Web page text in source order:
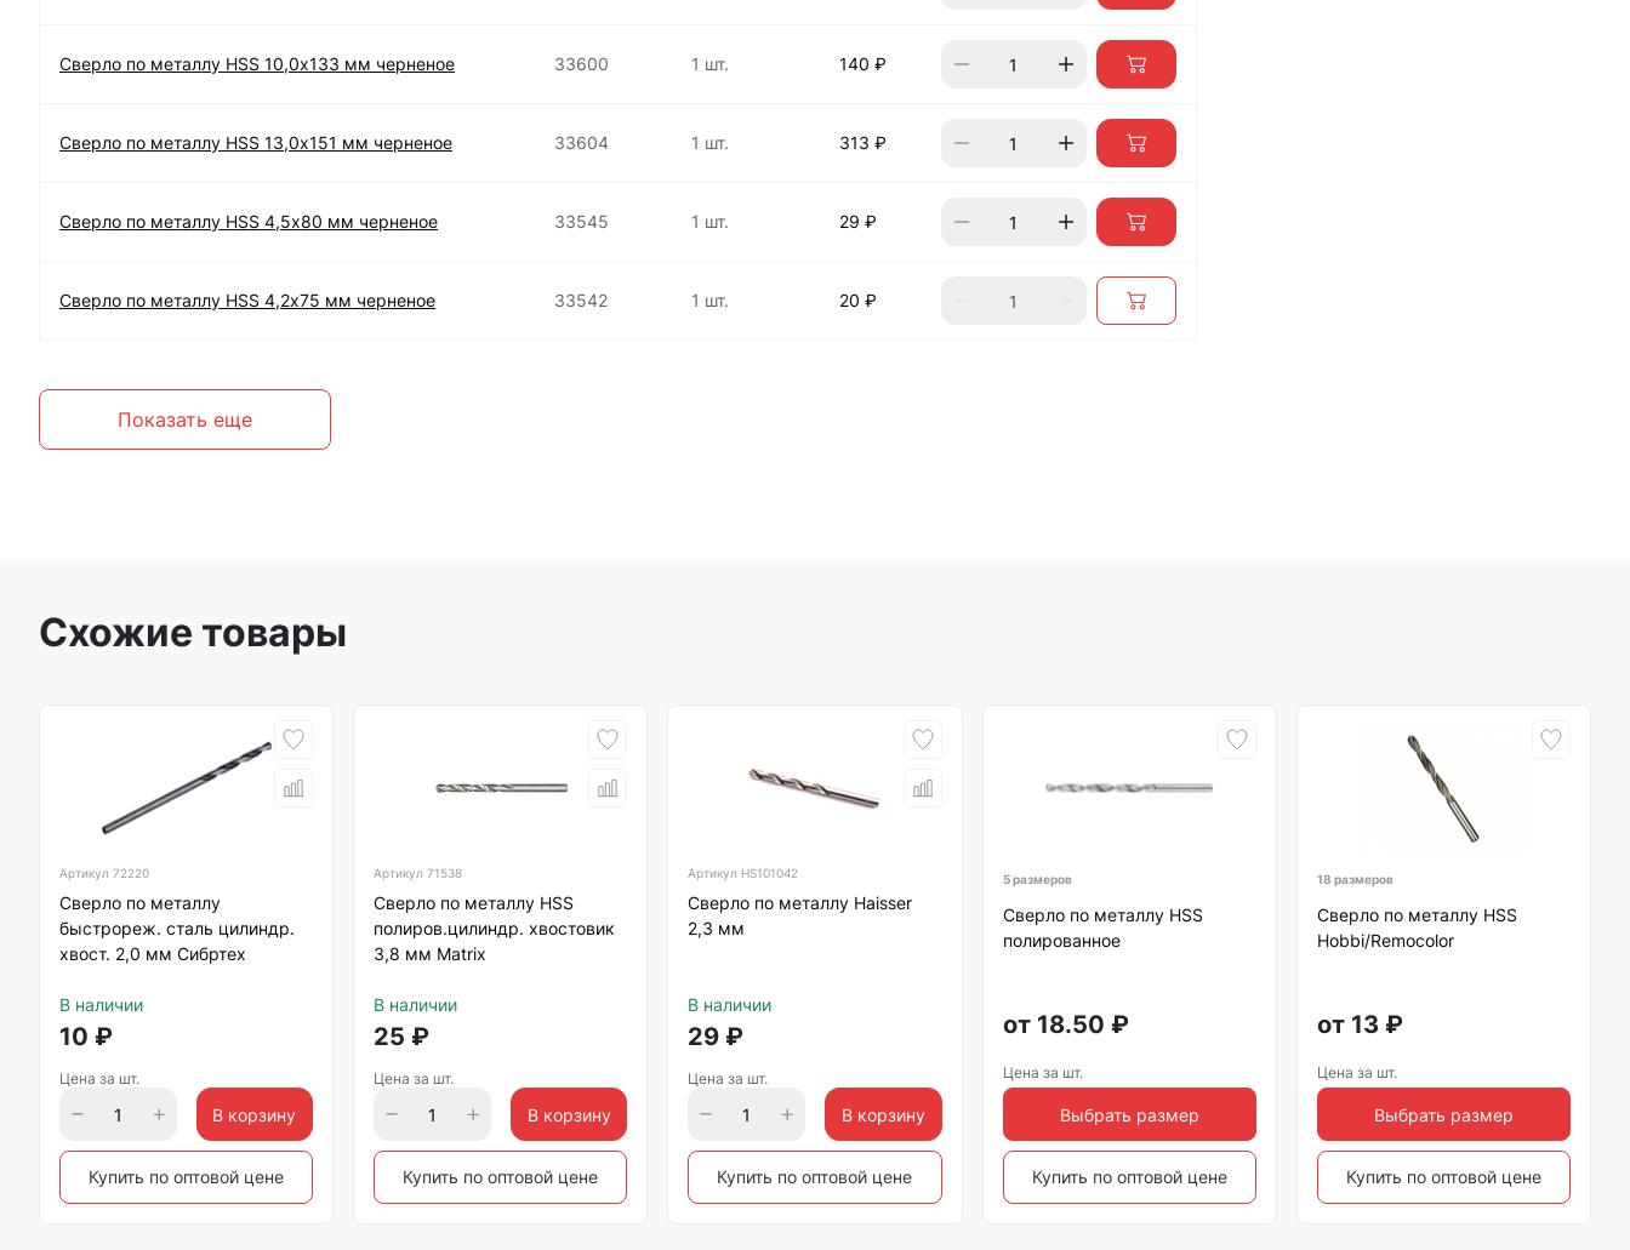
Сверло по металлу HSS 10,0х133 мм черненое 33600 1 шт. 140 ₽
Сверло по металлу HSS 13,0х151 мм черненое 33604 1 шт. 313 ₽
Сверло по металлу HSS 4,5х80 мм черненое 33545 1 шт. 29 ₽
Сверло по металлу HSS 4,2х75 мм черненое 33542 1 шт. 20 ₽
Показать еще
Схожие товары
Артикул 72220
Сверло по металлу
быстрореж. сталь цилиндр.
хвост. 2,0 мм Сибртех
В наличии
10 ₽
Цена за шт.
В корзину
Купить по оптовой цене
Артикул71538
Сверло по металлу HSS
полиров.цилиндр. хвостовик
3,8 мм Matrix
В наличии
25 ₽
Цена за шт.
В корзину
Купить по оптовой цене
Артикул HS101042
Сверло по металлу Haisser
2,3 мм
В наличии
29 ₽
Цена за шт.
В корзину
Купить по оптовой цене
5 размеров
Сверло по металлу HSS
полированное
от 18.50 ₽
Цена за шт.
Выбрать размер
Купить по оптовой цене
18 размеров
Сверло по металлу HSS
Hobbi/Remocolor
от 13 ₽
Цена за шт.
Выбрать размер
Купить по оптовой цене